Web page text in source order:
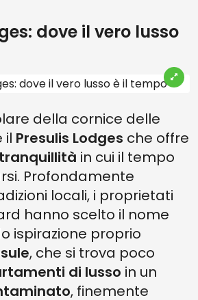
dove il vero lusso
della cornice delle
il Presulis Lodges che offre
tranquillità in cui il tempo
Profondamente
locali, i proprietati
hanno scelto il nome
ispirazione proprio
, che si trova poco
di lusso in un
, finemente